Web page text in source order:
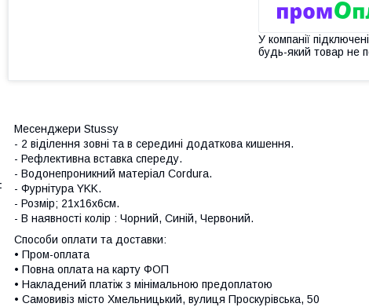
У компанії
будь-який товар не
Месенджери Stussy
- 2 віділення зовні та в середині додаткова кишення.
- Рефлективна вставка спереду.
- Водонепроникний матеріал Cordura.
- Фурнітура YKK.
- Розмір; 21х16х6см.
- В наявності колір : Чорний, Синій, Червоний.
Способи оплати та доставки:
• Пром-оплата
• Повна оплата на карту ФОП
• Накладений платіж з мінімальною предоплатою
• Самовивіз місто Хмельницький, вулиця Проскурівська, 50